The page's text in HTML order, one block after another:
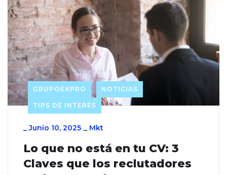
GRUPOEXPRO NOTICIAS
TIPS DE INTERÉS
_Junio 10, 2025 _ Mkt
Lo que no está en tu CV: 3
Claves que los reclutadores